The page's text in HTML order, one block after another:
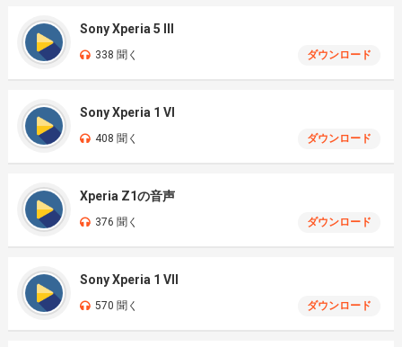
Sony Xperia 5 III
338 聞く ダウンロード
Sony Xperia 1 VI
408 聞く ダウンロード
Xperia Z1の音声
376 聞く ダウンロード
Sony Xperia 1 VII
570 聞く ダウンロード